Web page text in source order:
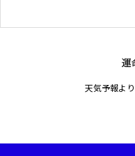
天気予報よ